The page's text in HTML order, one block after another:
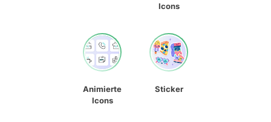
Icons
Animierte
Icons
Sticker